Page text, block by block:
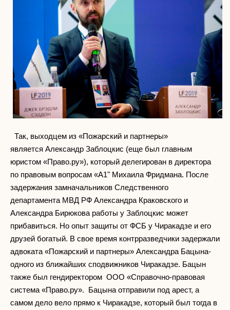
Так, выходцем из «Пожарский и партнеры»
является Александр Заблоцкис (еще был главным
юристом «Право.ру»), который делегирован в директора
по правовым вопросам «А1" Михаила Фридмана. После
задержания замначальников Следственного
департамента МВД РФ Александра Краковского и
Александра Бирюкова работы у Заблоцкис может
прибавиться. Но опыт защиты от ФСБ у Чиракадзе и его
друзей богатый. В свое время контрразведчики задержали
адвоката «Пожарский и партнеры» Александра Бацына-
одного из ближайших сподвижников Чиракадзе. Бацын
также был гендиректором ООО «Справочно-правовая
система «Право.ру». Бацына отправили под арест, а
самом дело вело прямо к Чиракадзе, который был тогда в